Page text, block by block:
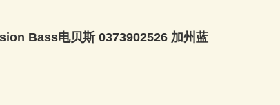
Bass电贝斯 0373902526 加州蓝